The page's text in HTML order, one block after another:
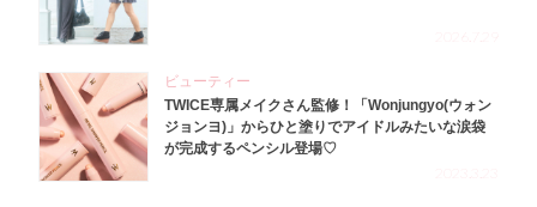
ビューティー
TWICE専属メイクさん監修！「Wonjungyo(ウォン
ジョンヨ)」からひと塗りでアイドルみたいな涙袋
が完成するペンシル登場♡